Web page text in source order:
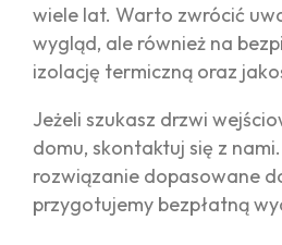
wiele lat. Warto zwrócić
wygląd, ale również na
izolację termiczną oraz
Jeżeli szukasz drzwi
domu, skontaktuj się z
rozwiązanie dopasowane
przygotujemy bezpłatną